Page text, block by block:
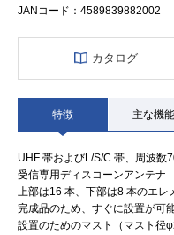
JANコード：4589839882002
カタログ
特徴 主な機能
UHF 帯およびL/S/C 帯、周波
受信専用ディスコーンアンテナ
上部は16 本、下部は8 本のエレ
完成品のため、すぐに設置が可
設置のためのマスト（マスト径